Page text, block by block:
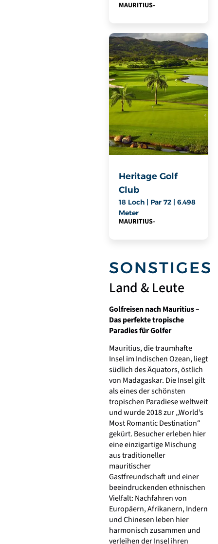
MAURITIUS-
Heritage Golf
Club
18 Loch | Par 72 | 6.498
Meter
MAURITIUS-
SONSTIGES
Land & Leute
Golfreisen nach Mauritius –
Das perfekte tropische
Paradies für Golfer
Mauritius, die traumhafte
Insel im Indischen Ozean, liegt
südlich des Äquators, östlich
von Madagaskar. Die Insel gilt
als eines der schönsten
tropischen Paradiese weltweit
und wurde 2018 zur „World’s
Most Romantic Destination“
gekürt. Besucher erleben hier
eine einzigartige Mischung
aus traditioneller
mauritischer
Gastfreundschaft und einer
beeindruckenden ethnischen
Vielfalt: Nachfahren von
Europäern, Afrikanern, Indern
und Chinesen leben hier
harmonisch zusammen und
verleihen der Insel ihren